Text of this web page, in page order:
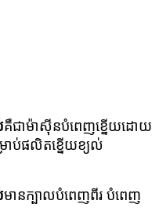
គឺជាម៉ាស៊ីនបំពេញខ្នើយដោយ
រាប់ផលិតខ្នើយខ្យល់
មានក្បាលបំពេញពីរ បំពេញ